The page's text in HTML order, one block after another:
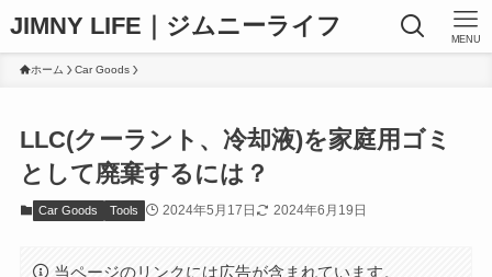
JIMNY LIFE｜ジムニーライフ MENU
ホーム Car Goods
LLC(クーラント、冷却液)を家庭用ゴミ
として廃棄するには？
Car Goods Tools 2024年5月17日 2024年6月19日
当ページのリンクには広告が含まれています。